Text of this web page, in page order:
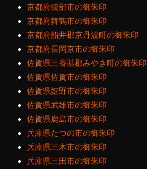
京都府綾部市の御朱印
京都府舞鶴市の御朱印
京都府船井郡京丹波町の御朱印
京都府長岡京市の御朱印
佐賀県三養基郡みやき町の御朱印
佐賀県佐賀市の御朱印
佐賀県嬉野市の御朱印
佐賀県武雄市の御朱印
佐賀県鹿島市の御朱印
兵庫県たつの市の御朱印
兵庫県三木市の御朱印
兵庫県三田市の御朱印